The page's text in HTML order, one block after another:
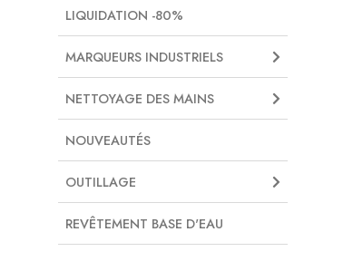
LIQUIDATION -80%
MARQUEURS INDUSTRIELS
NETTOYAGE DES MAINS
NOUVEAUTÉS
OUTILLAGE
REVÊTEMENT BASE D'EAU